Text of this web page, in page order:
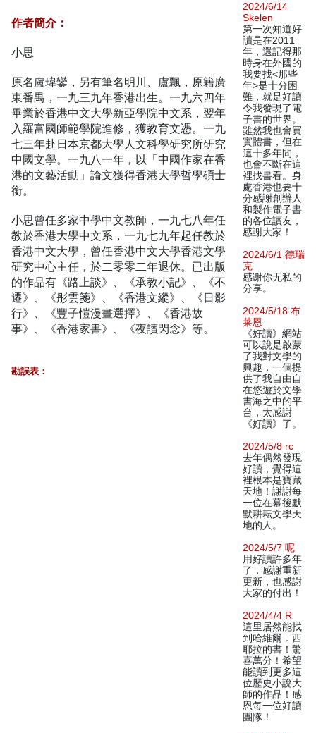
作者簡介：
小思
原名盧瑋鑾，另有筆名明川、盧飄，原籍廣
東番禺，一九三九年香港出生。一九六四年
畢業於香港中文大學新亞學院中文系，翌年
入羅富國師範學院進修，獲教育文憑。一九
七三年赴日本京都大學人文科學研究所研究
中國文學。一九八一年，以「中國作家在香
港的文藝活動」論文獲得香港大學哲學碩士
銜。
小思曾任多家中學中文教師，一九七八年任
教於香港大學中文系，一九七九年起任教於
香港中文大學，曾任香港中文大學香港文學
研究中心主任，於二零零二年退休。已出版
的作品有《路上談》、《承教小記》、《不
遷》、《彤雲箋》、《香港文縱》、《日影
行》、《豐子愷漫畫選擇》、《香港故
事》、《香港家書》、《夜讀閃念》等。
勘誤表：
2024/6/14
Skelen
第一次知道好
讀是在2011
年，還記得那
時身在外國的
我要找<那些
年>是十分困
難，就是好讀
令我發現了電
子書的世界。
雖然我也會買
實體書，但在
這十多年間，
也會不斷在這
裡找書看。身
處香港也要十
分感謝創辦人
和製作電子書
的各位讀友，
感謝大家！
2024/6/1 德瑞
克
感谢你无私的
分享。
2024/5/18 布
莱恩
《好讀》網站
可以說是啟蒙
了我對文學的
興趣，一個提
供了我自由自
在悠遊於文學
書海之中的平
台，太感謝
《好讀》了。
2024/5/8 rc
去年偶然發現
好讀，覺得這
裡根本是寶藏
天地！謝謝每
一位在幕後默
默耕耘文學天
地的人。
2024/5/7 呢
用好讀許多年
了，感謝重新
更新，也感謝
大家的付出！
2024/4/4 R
這里居然能找
到哈維爾．西
耶拉的書！驚
喜萬分！希望
能讀到更多這
位歷史小說大
師的作品！感
恩每一位好讀
團隊！